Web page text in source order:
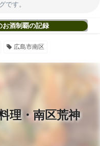
です。
酒制覇の記録
広島市南区
理・南区荒神